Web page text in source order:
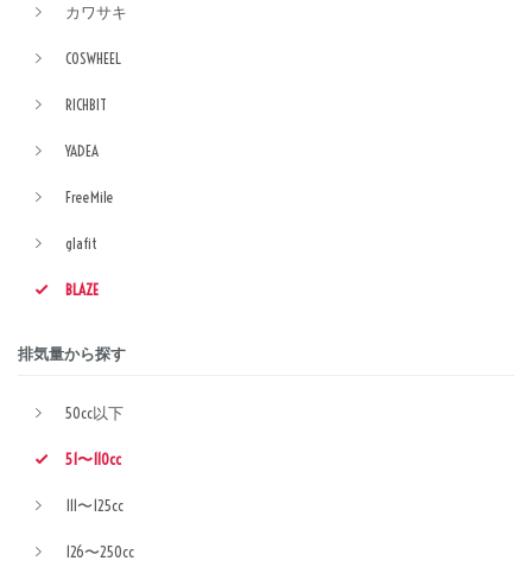
カワサキ
COSWHEEL
RICHBIT
YADEA
FreeMile
glafit
BLAZE
排気量から探す
50cc以下
51〜110cc
111〜125cc
126〜250cc